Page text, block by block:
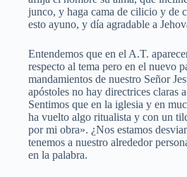
junco, y haga cama de cilicio y de
esto ayuno, y día agradable a
Entendemos que en el A.T.
respecto al tema pero en el nuevo
mandamientos de nuestro Señor
apóstoles no hay directrices claras
Sentimos que en la iglesia y en
ha vuelto algo ritualista y con un
por mi obra». ¿Nos estamos
tenemos a nuestro alrededor
en la palabra.